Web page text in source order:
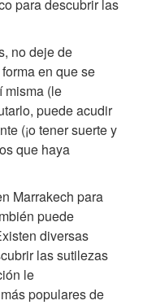
para descubrir las
no deje de
en que se
misma (le
puede acudir
(¡o tener suerte y
que haya
Marrakech para
puede
diversas
las sutilezas
le
populares de